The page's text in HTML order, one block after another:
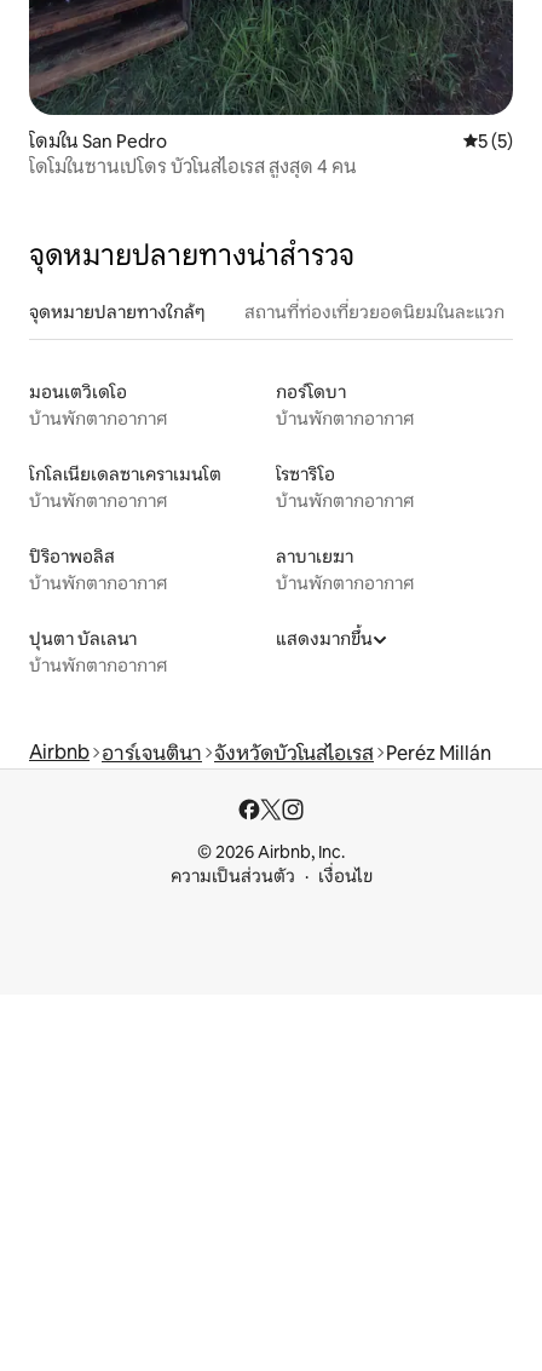
โดมใน San Pedro คะแนนเฉ
5 (5)
โดโมในซานเปโดร บัวโนสไอเรส สูงสุด 4 คน
จุดหมายปลายทางน่าสำรวจ
จุดหมายปลายทางใกล้ๆ สถานที่ท่องเที่ยวยอดนิยมในละแวก
มอนเตวิเดโอ
บ้านพักตากอากาศ
กอร์โดบา
บ้านพักตากอากาศ
โกโลเนียเดลซาเคราเมนโต
บ้านพักตากอากาศ
โรซาริโอ
บ้านพักตากอากาศ
ปิริอาพอลิส
บ้านพักตากอากาศ
ลาบาเยฆา
บ้านพักตากอากาศ
ปุนตา บัลเลนา
บ้านพักตากอากาศ
แสดงมากขึ้น
Airbnb อาร์เจนตินา จังหวัดบัวโนสไอเรส Peréz Millán
© 2026 Airbnb, Inc.
ความเป็นส่วนตัว
เงื่อนไข